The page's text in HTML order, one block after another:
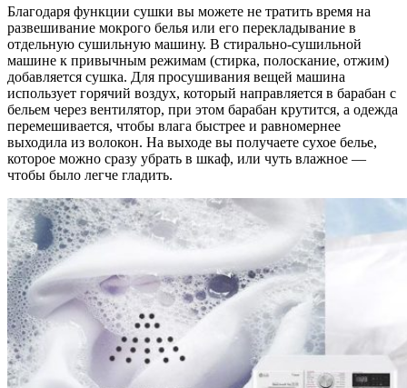
Благодаря функции сушки вы можете не тратить время на
развешивание мокрого белья или его перекладывание в
отдельную сушильную машину. В стирально-сушильной
машине к привычным режимам (стирка, полоскание, отжим)
добавляется сушка. Для просушивания вещей машина
использует горячий воздух, который направляется в барабан с
бельем через вентилятор, при этом барабан крутится, а одежда
перемешивается, чтобы влага быстрее и равномернее
выходила из волокон. На выходе вы получаете сухое белье,
которое можно сразу убрать в шкаф, или чуть влажное —
чтобы было легче гладить.